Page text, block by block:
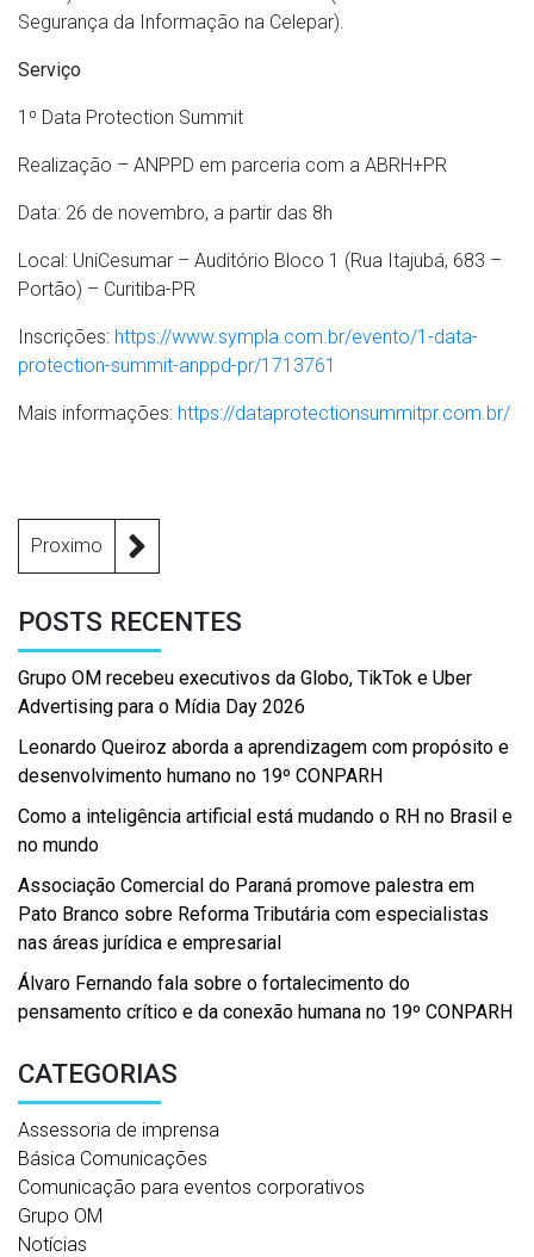
Segurança da Informação na Celepar).
Serviço
1º Data Protection Summit
Realização – ANPPD em parceria com a ABRH+PR
Data: 26 de novembro, a partir das 8h
Local: UniCesumar – Auditório Bloco 1 (Rua Itajubá, 683 –
Portão) – Curitiba-PR
Inscrições: https://www.sympla.com.br/evento/1-data-
protection-summit-anppd-pr/1713761
Mais informações: https://dataprotectionsummitpr.com.br/
Proximo
POSTS RECENTES
Grupo OM recebeu executivos da Globo, TikTok e Uber
Advertising para o Mídia Day 2026
Leonardo Queiroz aborda a aprendizagem com propósito e
desenvolvimento humano no 19º CONPARH
Como a inteligência artificial está mudando o RH no Brasil e
no mundo
Associação Comercial do Paraná promove palestra em
Pato Branco sobre Reforma Tributária com especialistas
nas áreas jurídica e empresarial
Álvaro Fernando fala sobre o fortalecimento do
pensamento crítico e da conexão humana no 19º CONPARH
CATEGORIAS
Assessoria de imprensa
Básica Comunicações
Comunicação para eventos corporativos
Grupo OM
Notícias